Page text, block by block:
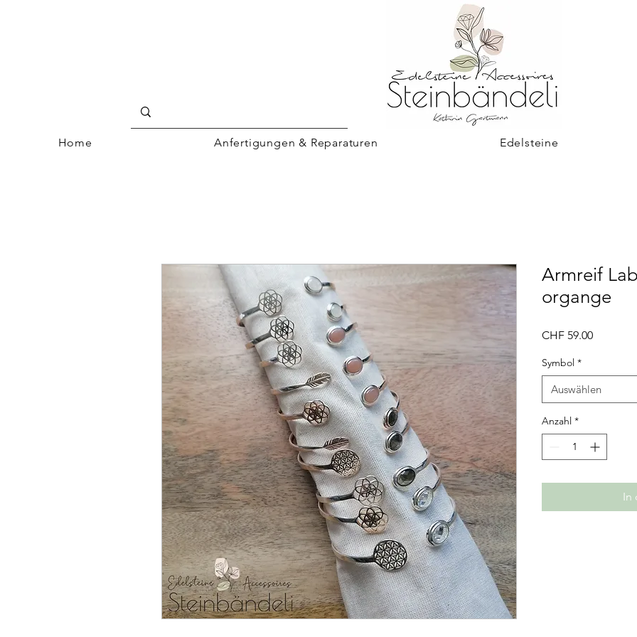
Home Anfertigungen & Reparaturen Edelsteine
Armreif
organge
CHF 59.00Preis
Symbol *
Auswählen
Anzahl *
In